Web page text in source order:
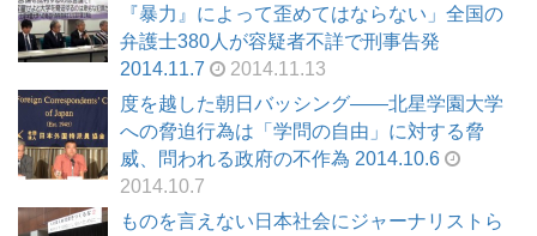
『暴力』によって歪めてはならない」全国の
弁護士380人が容疑者不詳で刑事告発
2014.11.7
2014.11.13
度を越した朝日バッシング――北星学園大学
への脅迫行為は「学問の自由」に対する脅
威、問われる政府の不作為 2014.10.6
2014.10.7
ものを言えない日本社会にジャーナリストら